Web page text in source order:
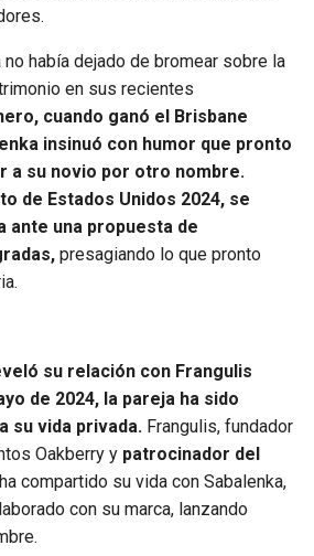
había dejado de bromear sobre la
en sus recientes
cuando ganó el Brisbane
insinuó con humor que pronto
a su novio por otro nombre.
de Estados Unidos 2024, se
ante una propuesta de
presagiando lo que pronto
su relación con Frangulis
de 2024, la pareja ha sido
su vida privada. Frangulis, fundador
Oakberry y patrocinador del
ha compartido su vida con Sabalenka,
con su marca, lanzando